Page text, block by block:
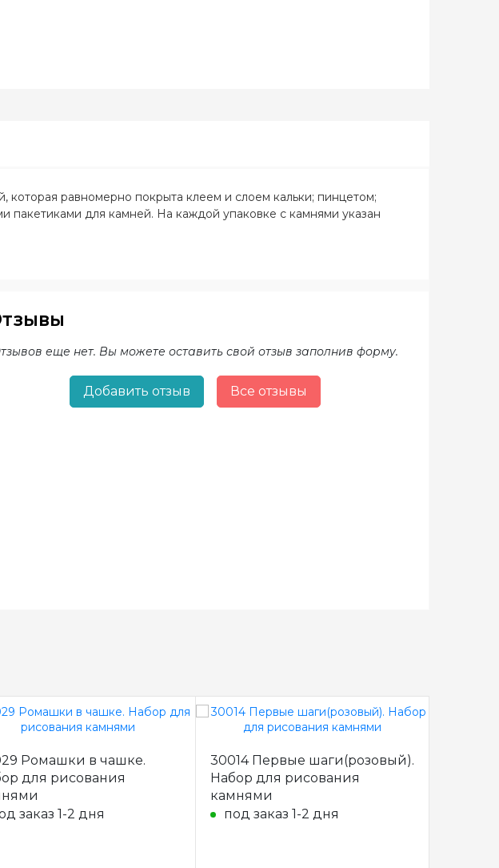
равномерно покрыта клеем и слоем кальки; пинцетом;
пакетиками для камней. На каждой упаковке с камнями указан
еще нет. Вы можете оставить свой отзыв заполнив форму.
Добавить отзыв Все отзывы
Ромашки в чашке.
для рисования
заказ 1-2 дня
30014 Первые шаги(розовый).
Набор для рисования
камнями
под заказ 1-2 дня